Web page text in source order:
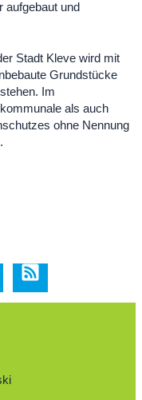
aufgebaut und
Stadt Kleve wird mit
Grundstücke
Im
als auch
ohne Nennung